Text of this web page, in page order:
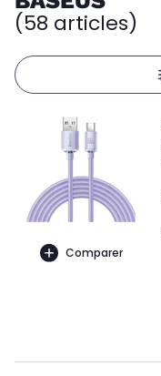
(58 articles)
Comparer